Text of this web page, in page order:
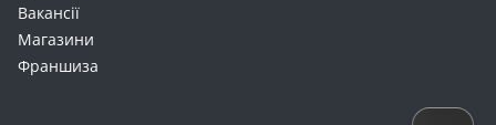
Вакансії
Магазини
Франшиза